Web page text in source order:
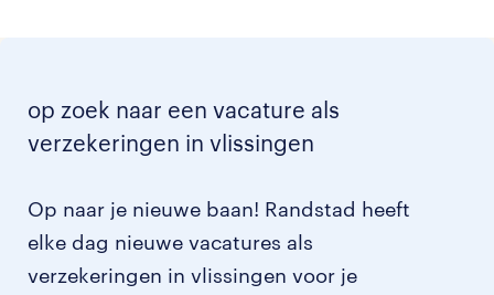
op zoek naar een vacature als
verzekeringen in vlissingen
Op naar je nieuwe baan! Randstad heeft
elke dag nieuwe vacatures als
verzekeringen in vlissingen voor je